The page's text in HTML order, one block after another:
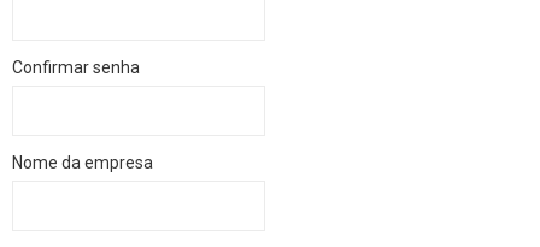
Confirmar senha
Nome da empresa